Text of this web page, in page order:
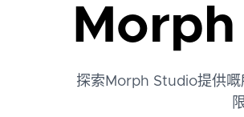
探索Morph Studio提供嘅